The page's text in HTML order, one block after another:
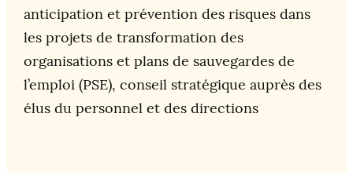
anticipation et prévention des risques dans
les projets de transformation des
organisations et plans de sauvegardes de
l’emploi (PSE), conseil stratégique auprès des
élus du personnel et des directions